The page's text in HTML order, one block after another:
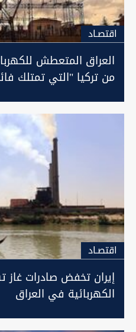
اقتصـاد
العراق المتعطش
من تركيا "التي تمتلك
اقتصـاد
إيران تخفض صادرات
الكهربائية في العراق